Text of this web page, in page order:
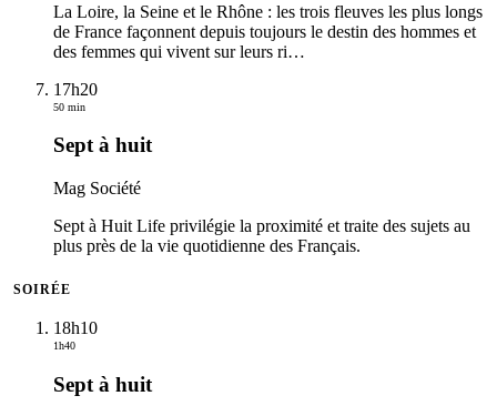
La Loire, la Seine et le Rhône : les trois fleuves les plus longs
de France façonnent depuis toujours le destin des hommes et
des femmes qui vivent sur leurs ri…
17h20
50 min
Sept à huit
Mag Société
Sept à Huit Life privilégie la proximité et traite des sujets au
plus près de la vie quotidienne des Français.
SOIRÉE
18h10
1h40
Sept à huit